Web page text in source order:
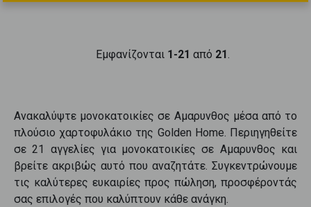
Εμφανίζονται 1-21 από 21.
Ανακαλύψτε μονοκατοικίες σε Αμαρυνθος μέσα από το
πλούσιο χαρτοφυλάκιο της Golden Home. Περιηγηθείτε
σε21 αγγελίες για μονοκατοικίες σε Αμαρυνθος και
βρείτε ακριβώς αυτό που αναζητάτε. Συγκεντρώνουμε
τις καλύτερες ευκαιρίες προςπώληση, προσφέροντάς
σας επιλογές που καλύπτουν κάθε ανάγκη.